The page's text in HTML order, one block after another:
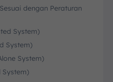
dengan Peraturan
System)
System)
System)
System)